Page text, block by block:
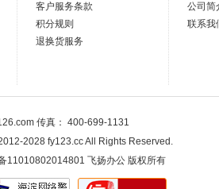
客户服务条款
积分规则
退换货服务
公司简
联系我
传真： 400-699-1131
2028 fy123.cc All Rights Reserved.
11010802014801 飞扬办公 版权所有